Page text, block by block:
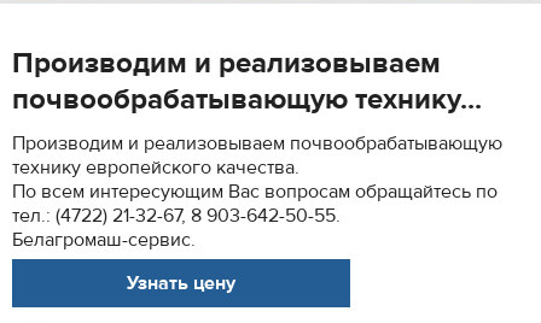
Производим и реализовываем
почвообрабатывающую технику...
Производим и реализовываем почвообрабатывающую
технику европейского качества.
По всем интересующим Вас вопросам обращайтесь по
тел.: (4722) 21-32-67, 8 903-642-50-55.
Белагромаш-сервис.
Узнать цену